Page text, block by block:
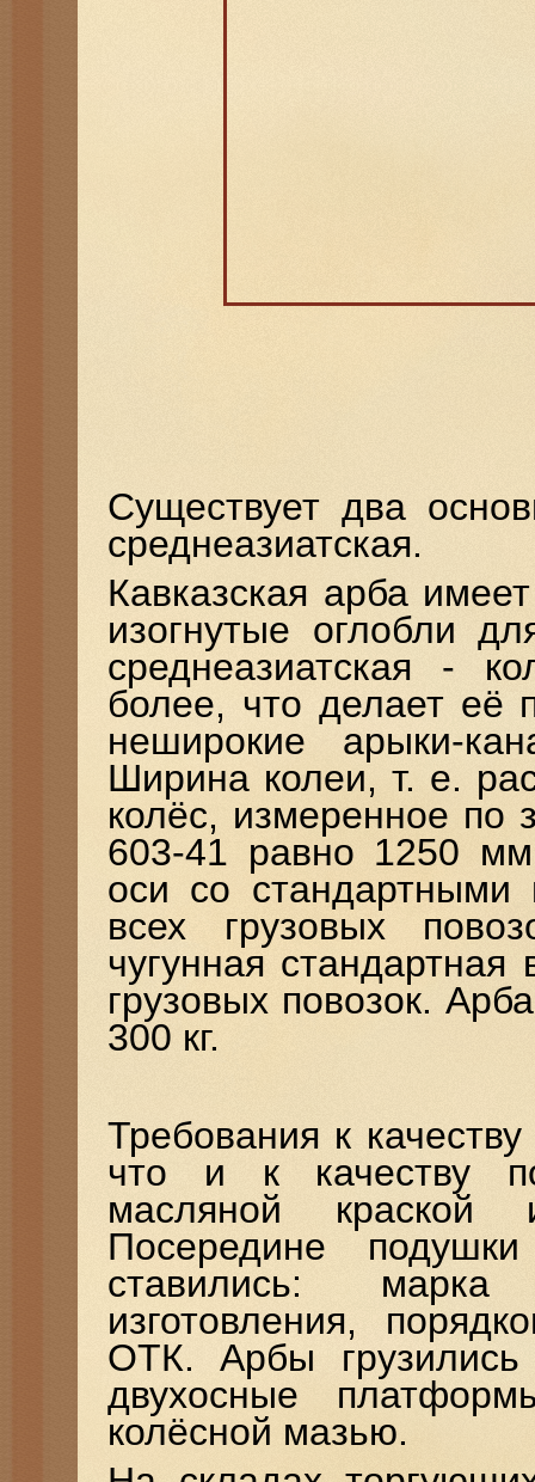
Существует два
среднеазиатская.
Кавказская арба
изогнутые оглобли
среднеазиатская -
более, что делает её
неширокие арыки-
Ширина колеи, т. е.
колёс, измеренное по
603-41 равно 1250
оси со
всех грузовых
чугунная
грузовых повозок.
300 кг.
Требования к
что и к качеству
масляной краской
Посередине
ставились: марка
изготовления,
ОТК. Арбы
двухосные
колёсной мазью.